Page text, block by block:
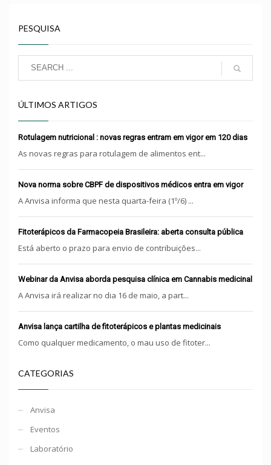
PESQUISA
ÚLTIMOS ARTIGOS
Rotulagem nutricional : novas regras entram em vigor em 120 dias
As novas regras para rotulagem de alimentos ent...
Nova norma sobre CBPF de dispositivos médicos entra em vigor
A Anvisa informa que nesta quarta-feira (1º/6) ...
Fitoterápicos da Farmacopeia Brasileira: aberta consulta pública
Está aberto o prazo para envio de contribuições...
Webinar da Anvisa aborda pesquisa clínica em Cannabis medicinal
A Anvisa irá realizar no dia 16 de maio, a part...
Anvisa lança cartilha de fitoterápicos e plantas medicinais
Como qualquer medicamento, o mau uso de fitoter...
CATEGORIAS
Anvisa
Eventos
Laboratório